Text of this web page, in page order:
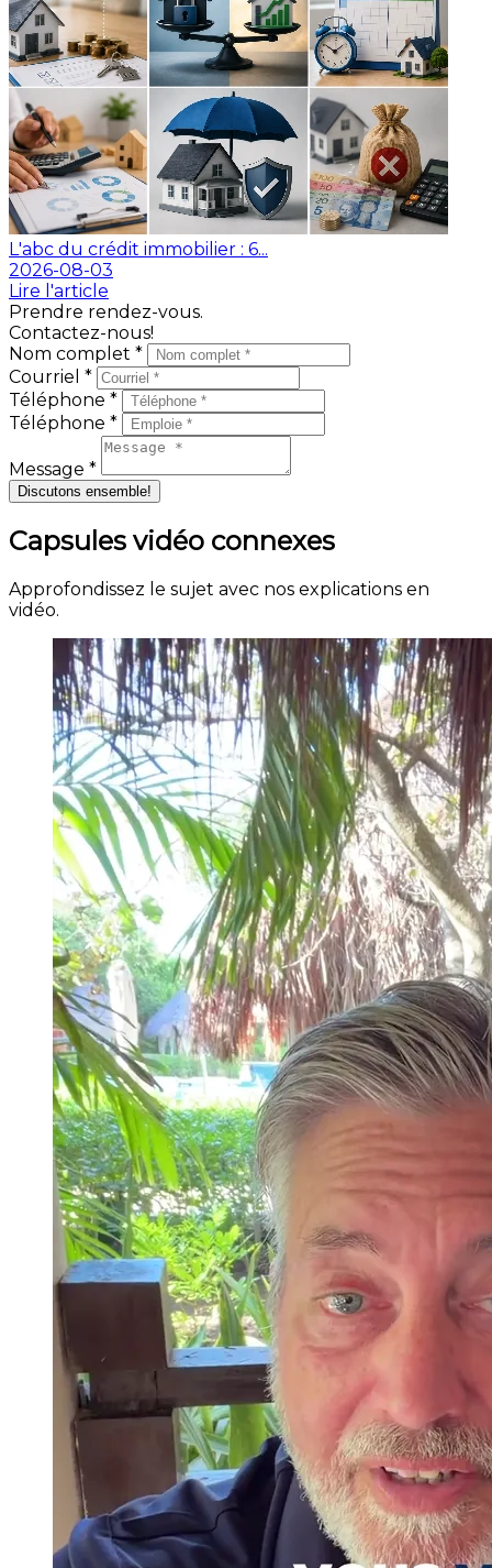
L'abc du crédit immobilier : 6...
2026-08-03
Lire l'article
Prendre rendez-vous.
Contactez-nous!
Nom complet *
Courriel *
Téléphone *
Téléphone *
Message *
Discutons ensemble!
Capsules vidéo connexes
Approfondissez le sujet avec nos explications en
vidéo.